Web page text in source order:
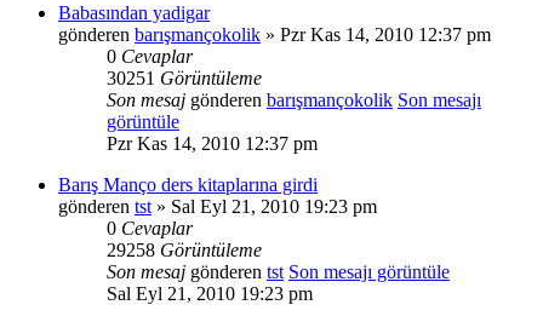
Babasından yadigar
gönderen barışmançokolik » Pzr Kas 14, 2010 12:37 pm
0 Cevaplar
30251 Görüntüleme
Son mesaj gönderen barışmançokolik Son mesajı
görüntüle
Pzr Kas 14, 2010 12:37 pm
Barış Manço ders kitaplarına girdi
gönderen tst » Sal Eyl 21, 2010 19:23 pm
0 Cevaplar
29258 Görüntüleme
Son mesaj gönderen tst Son mesajı görüntüle
Sal Eyl 21, 2010 19:23 pm